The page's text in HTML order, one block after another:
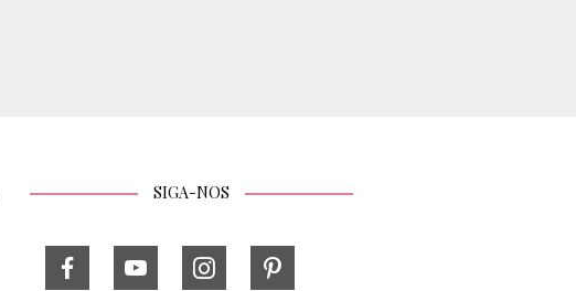
SIGA-NOS